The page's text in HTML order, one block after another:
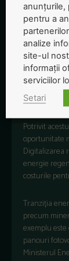
Mihnea
consideră
„Produc ția
competitivă.
de muncă
Cătuți.
Potrivit
oportunitate
Digitalizarea
energie
costurile
Tranziția
precum
exemplu
panouri
Ministerul
anunțurile,
pentru a
analize
site-ul
informații
serviciilor
Setari